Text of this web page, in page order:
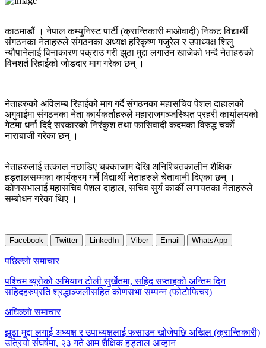
काठमाडौं । नेपाल कम्युनिस्ट पार्टी (क्रान्तिकारी माओवादी) निकट विद्यार्थी
संगठनका नेताहरुले संगठनका अध्यक्ष हरिकृष्ण गजुरेल र उपाध्यक्ष शिलु
न्यौपानेलाई विनाकारण पक्राउ गरी झुठा मुद्दा लगाउन खाजेको भन्दै नेताहरुको
विनशर्त रिहाईको जोडदार माग गरेका छन् ।
नेताहरुको अविलम्ब रिहाईको माग गर्दै संगठनका महासचिव पेशल दाहालको
अगुवाईमा संगठनका नेता कार्यकर्ताहरुले महाराजगञ्जस्थित प्रहरी कार्यालयको
गेटमा धर्ना दिंदै सरकारको निरंकुश तथा फासिवादी कदमका विरुद्ध चर्को
नाराबाजी गरेका छन् ।
नेताहरुलाई तत्काल नछाडिए चक्काजाम देखि अनिश्चितकालीन शैक्षिक
हड्तालसम्मका कार्यक्रम गर्ने विद्यार्थी नेताहरुले चेतावानी दिएका छन् ।
कोणसभालाई महासचिव पेशल दाहाल, सचिव सुर्य कार्की लगायतका नेताहरुले
सम्बोधन गरेका थिए ।
Facebook Twitter LinkedIn Viber Email WhatsApp
Post
navigation
पछिल्लाे समाचार
पश्चिम ब्यूरोको अभियान टोली सुर्खेतमा, सहिद सप्ताहको अन्तिम दिन
सहिदहरुप्रति श्रद्धाञ्जलीसहित कोणसभा सम्पन्न (फोटोफिचर)
अघिल्लाे समाचार
झुठा मुद्दा लगाई अध्यक्ष र उपाध्यक्षलाई फसाउन खोजेपछि अखिल (क्रान्तिकारी)
उत्रियो संघर्षमा, २३ गते आम शैक्षिक हड्ताल आव्हान